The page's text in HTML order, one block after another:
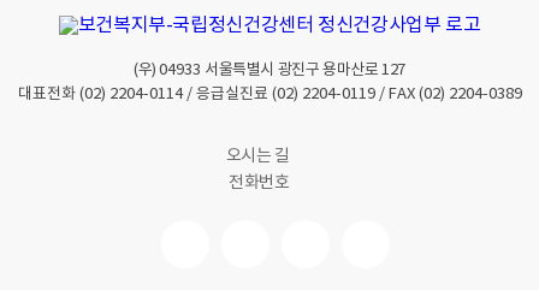
(우)04933 서울특별시 광진구 용마산로 127
대표전화 (02) 2204-0114/ 응급실진료 (02) 2204-0119/ FAX (02) 2204-0389
오시는 길
전화번호